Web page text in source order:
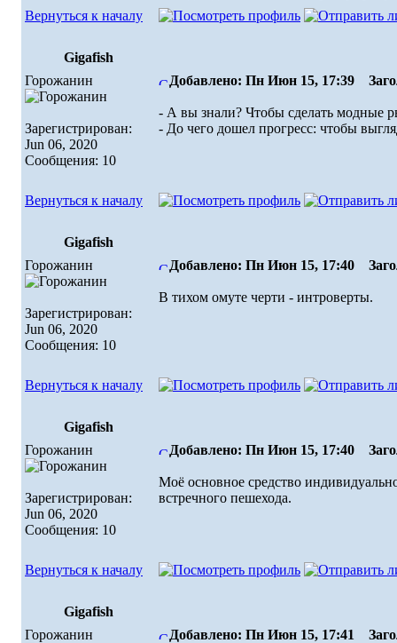
Вернуться к началу
Gigafish
Горожанин
Зарегистрирован:
Jun 06, 2020
Сообщения: 10
Добавлено: Пн Июн 15, 17:39
- А вы знали? Чтобы сделать модные
- До чего дошел прогресс: чтобы
Вернуться к началу
Gigafish
Горожанин
Зарегистрирован:
Jun 06, 2020
Сообщения: 10
Добавлено: Пн Июн 15, 17:40
В тихом омуте черти - интроверты.
Вернуться к началу
Gigafish
Горожанин
Зарегистрирован:
Jun 06, 2020
Сообщения: 10
Добавлено: Пн Июн 15, 17:40
Моё основное средство
встречного пешехода.
Вернуться к началу
Gigafish
Горожанин
Добавлено: Пн Июн 15, 17:41